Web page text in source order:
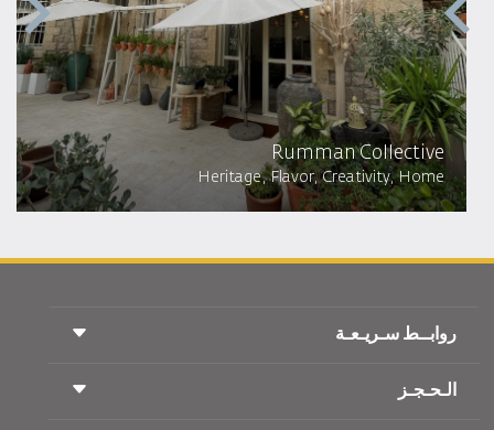
Rumman Collective
Heritage, Flavor, Creativity, Home
روابــط سـريـعـة
شروط السفر
الـحـجـز